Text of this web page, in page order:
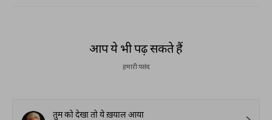
आप ये भी पढ़ सकते हैं
हमारी पसंद
तुम को देखा तो ये ख़याल आया